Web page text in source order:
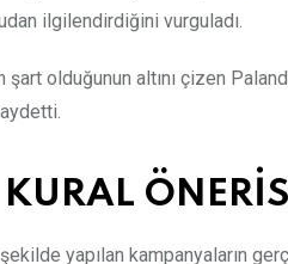
ilgilendirdiğini vurguladı.
olduğunun altını çizen
ÖNERİSİ
yapılan kampanyaların